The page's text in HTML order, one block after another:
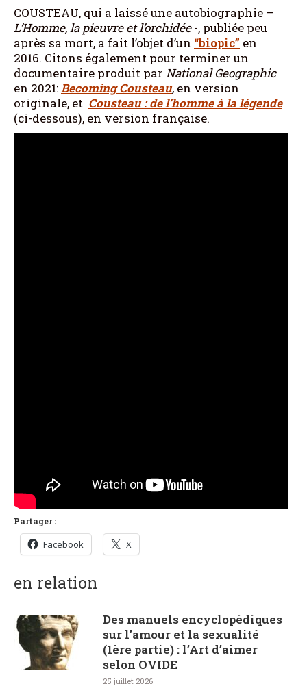
COUSTEAU, qui a laissé une autobiographie –
L’Homme, la pieuvre et l’orchidée-, publiée peu
après sa mort, a fait l’objet d’un “biopic” en
2016. Citons également pour terminer un
documentaire produit par National Geographic
en 2021:Becoming Cousteau, en version
originale, et Cousteau : de l’homme à la légende
(ci-dessous), en version française.
Partager :
Facebook X
en relation
Des manuels encyclopédiques
sur l’amour et la sexualité
(1ère partie) : l’Art d’aimer
selon OVIDE
25 juillet 2026